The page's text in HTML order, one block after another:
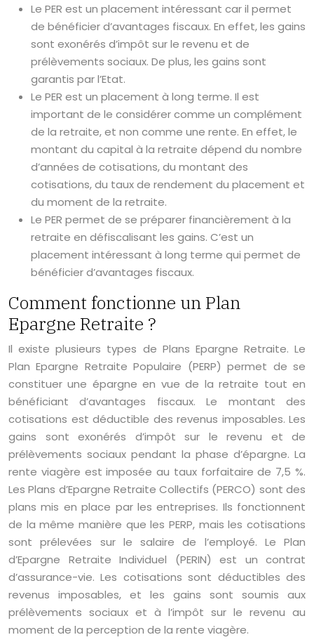
Le PER est un placement intéressant car il permet
de bénéficier d’avantages fiscaux. En effet, les gains
sont exonérés d’impôt sur le revenu et de
prélèvements sociaux. De plus, les gains sont
garantis par l’Etat.
Le PER est un placement à long terme. Il est
important de le considérer comme un complément
de la retraite, et non comme une rente. En effet, le
montant du capital à la retraite dépend du nombre
d’années de cotisations, du montant des
cotisations, du taux de rendement du placement et
du moment de la retraite.
Le PER permet de se préparer financièrement à la
retraite en défiscalisant les gains. C’est un
placement intéressant à long terme qui permet de
bénéficier d’avantages fiscaux.
Comment fonctionne un Plan
Epargne Retraite ?
Il existe plusieurs types de Plans Epargne Retraite. Le
Plan Epargne Retraite Populaire (PERP) permet de se
constituer une épargne en vue de la retraite tout en
bénéficiant d’avantages fiscaux. Le montant des
cotisations est déductible des revenus imposables. Les
gains sont exonérés d’impôt sur le revenu et de
prélèvements sociaux pendant la phase d’épargne. La
rente viagère est imposée au taux forfaitaire de 7,5 %.
Les Plans d’Epargne Retraite Collectifs (PERCO) sont des
plans mis en place par les entreprises. Ils fonctionnent
de la même manière que les PERP, mais les cotisations
sont prélevées sur le salaire de l’employé. Le Plan
d’Epargne Retraite Individuel (PERIN) est un contrat
d’assurance-vie. Les cotisations sont déductibles des
revenus imposables, et les gains sont soumis aux
prélèvements sociaux et à l’impôt sur le revenu au
moment de la perception de la rente viagère.